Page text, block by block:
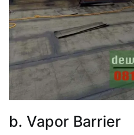
b. Vapor Barrier